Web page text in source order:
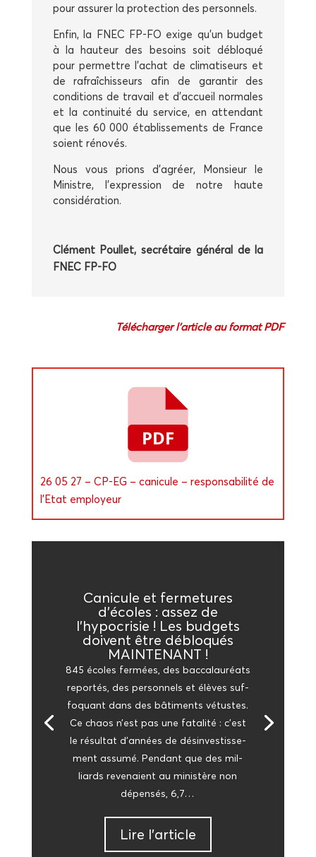
pour assu­rer la pro­tec­tion des personnels.
Enfin, la FNEC FP-FO exige qu’un bud­get
à la hau­teur des besoins soit déblo­qué
pour per­mettre l’achat de cli­ma­ti­seurs et
de rafraî­chis­seurs afin de garan­tir des
condi­tions de tra­vail et d’accueil nor­males
et la conti­nui­té du ser­vice, en atten­dant
que les 60 000 éta­blis­se­ments de France
soient rénovés.
Nous vous prions d’agréer, Mon­sieur le
Ministre, l’expression de notre haute
considération.
Clé­ment Poul­let, secré­taire géné­ral de la
FNEC FP-FO
Télé­char­ger l’article au for­mat PDF
26 05 27 – CP-EG – cani­cule – res­pon­sa­bi­li­té de
l’Etat employeur
Cani­cule et fer­me­tures
d’écoles : assez de
l’hypocrisie ! Les bud­gets
doivent être déblo­qués
MAINTENANT !
845 écoles fer­mées, des bac­ca­lau­réats
repor­tés, des per­son­nels et élèves suf­
fo­quant dans des bâti­ments vétustes.
Ce chaos n’est pas une fata­li­té : c’est
le résul­tat d’an­nées de dés­in­ves­tis­se­
ment assu­mé. Pen­dant que des mil­
liards reve­naient au minis­tère non
dépen­sés, 6,7…
Lire l’ar­ticle